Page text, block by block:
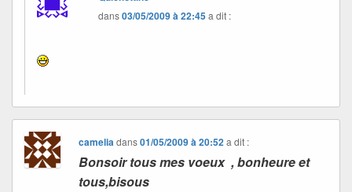
dans03/05/2009 à 22:45a dit :
cameliadans01/05/2009 à 20:52 a dit :
Bonsoir tous mes voeux , bonheure et
tous,bisous